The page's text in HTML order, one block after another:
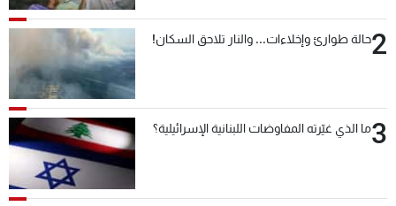
2حالة طوارئ وإخلاءات... والنار تلاحق السكان!
3ما الذي غيّرته المفاوضات اللبنانية الإسرائيلية؟